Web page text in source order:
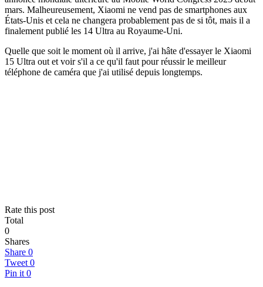
mars. Malheureusement, Xiaomi ne vend pas de smartphones aux
États-Unis et cela ne changera probablement pas de si tôt, mais il a
finalement publié les 14 Ultra au Royaume-Uni.
Quelle que soit le moment où il arrive, j'ai hâte d'essayer le Xiaomi
15 Ultra out et voir s'il a ce qu'il faut pour réussir le meilleur
téléphone de caméra que j'ai utilisé depuis longtemps.
Rate this post
Total
0
Shares
Share 0
Tweet 0
Pin it 0